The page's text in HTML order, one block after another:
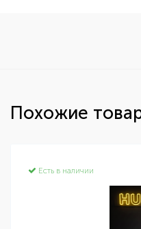
Похожие
Есть в наличии